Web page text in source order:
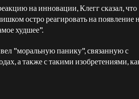
на инновации, Клегг сказал, что
остро реагировать на появление
худшее".
"моральную панику", связанную с
а также с такими изобретениями,